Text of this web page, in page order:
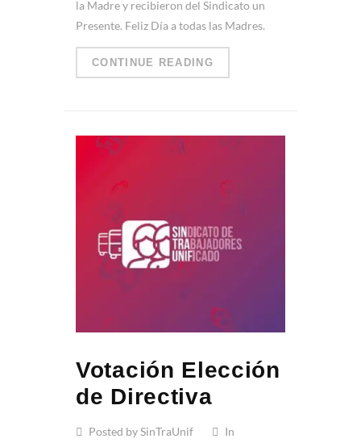
la Madre y recibieron del Sindicato un
Presente. Feliz Día a todas las Madres.
CONTINUE READING
Votación Elección
de Directiva
Posted by SinTraUnif
In